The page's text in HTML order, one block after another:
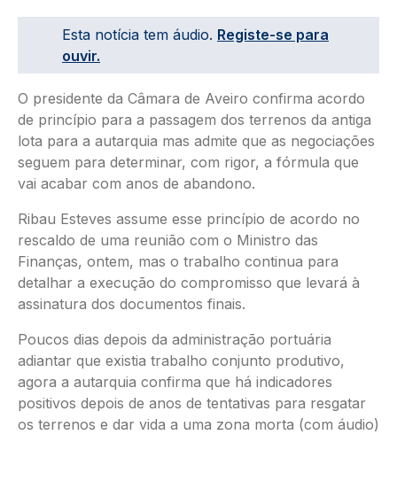
Esta notícia tem áudio. Registe-se para
ouvir.
O presidente da Câmara de Aveiro confirma acordo
de princípio para a passagem dos terrenos da antiga
lota para a autarquia mas admite que as negociações
seguem para determinar, com rigor, a fórmula que
vai acabar com anos de abandono.
Ribau Esteves assume esse princípio de acordo no
rescaldo de uma reunião com o Ministro das
Finanças, ontem, mas o trabalho continua para
detalhar a execução do compromisso que levará à
assinatura dos documentos finais.
Poucos dias depois da administração portuária
adiantar que existia trabalho conjunto produtivo,
agora a autarquia confirma que há indicadores
positivos depois de anos de tentativas para resgatar
os terrenos e dar vida a uma zona morta (com áudio)